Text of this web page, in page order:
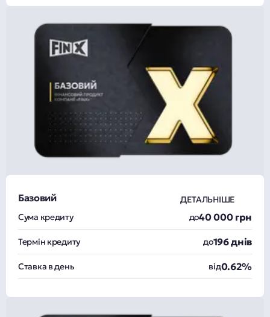
Базовий
ДЕТАЛЬНІШЕ
Сума кредиту
до40 000 грн
Термін кредиту до196 днів
Ставка в день від0.62%